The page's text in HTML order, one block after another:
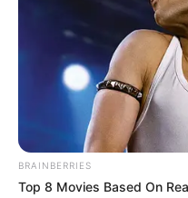
‘rating’ del
Lo único seguro es
esta carismática
país estuviera
el reporte del
definitivamente
BRAINBERRIES
Top 8 Movies Based On